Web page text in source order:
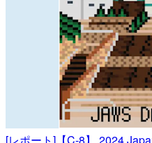
[レポート]【C-8】 2024